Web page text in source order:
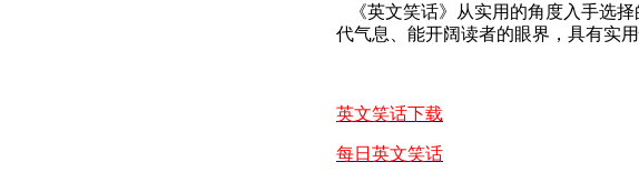
《英文笑话》从实用的角度入手选
代气息、能开阔读者的眼界，具有实
英文笑话下载
每日英文笑话